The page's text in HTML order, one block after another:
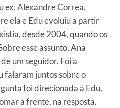
ex, Alexandre Correa,
ela e Edu evoluiu a partir
desde 2004, quando os
esse assunto, Ana
um seguidor. Foi a
falaram juntos sobre o
foi direcionada à Edu,
a frente, na resposta.